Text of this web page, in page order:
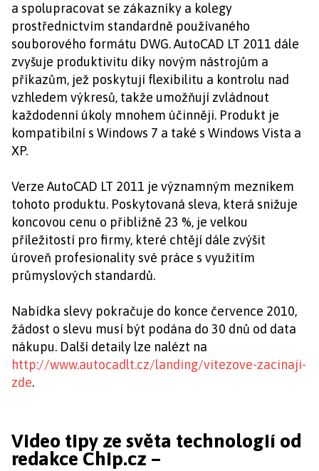
a spolupracovat se zákazníky a kolegy
prostřednictvím standardně používaného
souborového formátu DWG. AutoCAD LT 2011 dále
zvyšuje produktivitu díky novým nástrojům a
příkazům, jež poskytují flexibilitu a kontrolu nad
vzhledem výkresů, takže umožňují zvládnout
každodenní úkoly mnohem účinněji. Produkt je
kompatibilní s Windows 7 a také s Windows Vista a
XP.
Verze AutoCAD LT 2011 je významným mezníkem
tohoto produktu. Poskytovaná sleva, která snižuje
koncovou cenu o přibližně 23 %, je velkou
příležitostí pro firmy, které chtějí dále zvýšit
úroveň profesionality své práce s využitím
průmyslových standardů.
Nabídka slevy pokračuje do konce července 2010,
žádost o slevu musí být podána do 30 dnů od data
nákupu. Další detaily lze nalézt na
http://www.autocadlt.cz/landing/vitezove-zacinaji-
zde.
Video tipy ze světa technologií od
redakce Chip.cz –